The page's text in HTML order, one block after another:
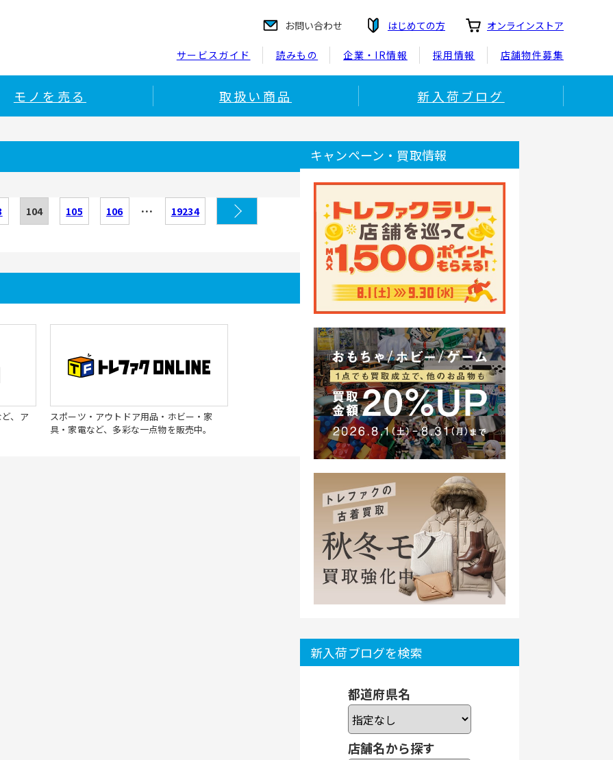
お問い合わせ はじめての方 オンラインストア
サービスガイド 読みもの 企業・IR情報 採用情報 店舗物件募集
モノを売る 取扱い商品 新入荷ブログ
104 105 106 … 19234
、ア
スポーツ・アウトドア用品・ホビー・家
具・家電など、多彩な一点物を販売中。
キャンペーン・買取情報
新入荷ブログを検索
都道府県名
店舗名から探す